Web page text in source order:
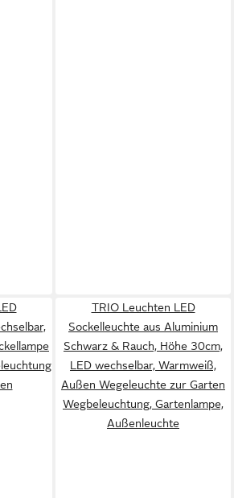
TRIO Leuchten LED
Sockelleuchte aus Aluminium
Schwarz & Rauch, Höhe 30cm,
LED wechselbar, Warmweiß,
Außen Wegeleuchte zur Garten
Wegbeleuchtung, Gartenlampe,
Außenleuchte